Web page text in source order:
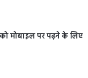
को मोबाइल पर पढ़ने के लिए